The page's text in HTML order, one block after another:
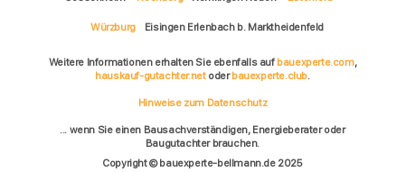
Würzburg Eisingen Erlenbach b. Marktheidenfeld
Weitere Informationen erhalten Sie ebenfalls auf bauexperte.com,
hauskauf-gutachter.netoderbauexperte.club.
Hinweise zum Datenschutz
... wenn Sie einen Bausachverständigen, Energieberater oder
Baugutachter brauchen.
Copyright © bauexperte-bellmann.de 2025